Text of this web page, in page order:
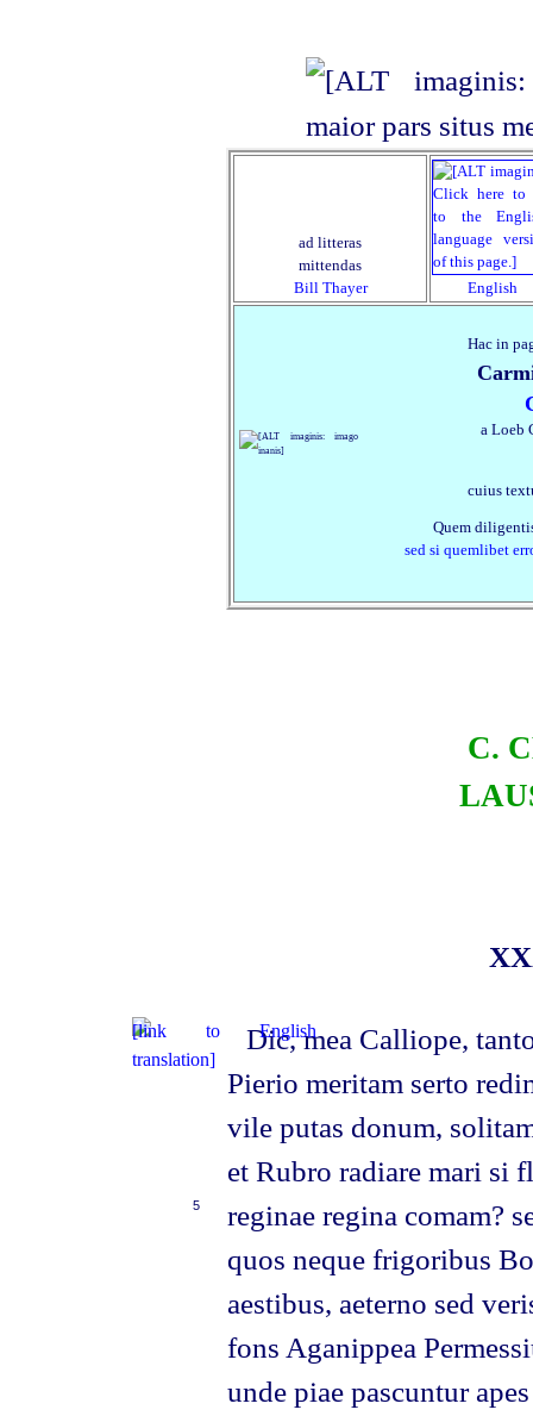
ad litteras
mittendas
Bill Thayer
English
Hac in
a Loeb
cuius
Quem
sed si quemlibet
C.
Dic, mea Calliope,
Pierio meritam serto
vile putas donum,
et Rubro radiare mari si
5
reginae regina comam?
quos neque frigoribus
aestibus, aeterno sed
fons Aganippea
unde piae pascuntur